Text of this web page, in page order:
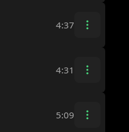
4:37
4:31
5:09